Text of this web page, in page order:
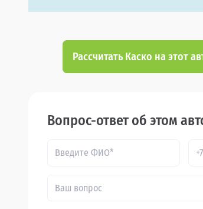
Рассчитать Каско на этот
Вопрос-ответ об этом